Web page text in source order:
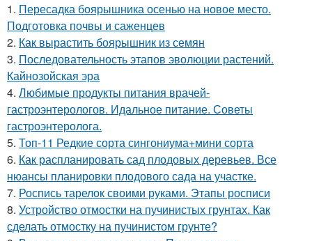
1. Пересадка боярышника осенью на новое место.
Подготовка почвы и саженцев
2. Как вырастить боярышник из семян
3. Последовательность этапов эволюции растений.
Кайнозойская эра
4. Любимые продукты питания врачей-
гастроэнтерологов. Идальное питание. Советы
гастроэнтеролога.
5. Топ-11 Редкие сорта сингониума+мини сорта
6. Как распланировать сад плодовых деревьев. Все
нюансы планировки плодового сада на участке.
7. Роспись тарелок своими руками. Этапы росписи
8. Устройство отмостки на пучинистых грунтах. Как
сделать отмостку на пучинистом грунте?